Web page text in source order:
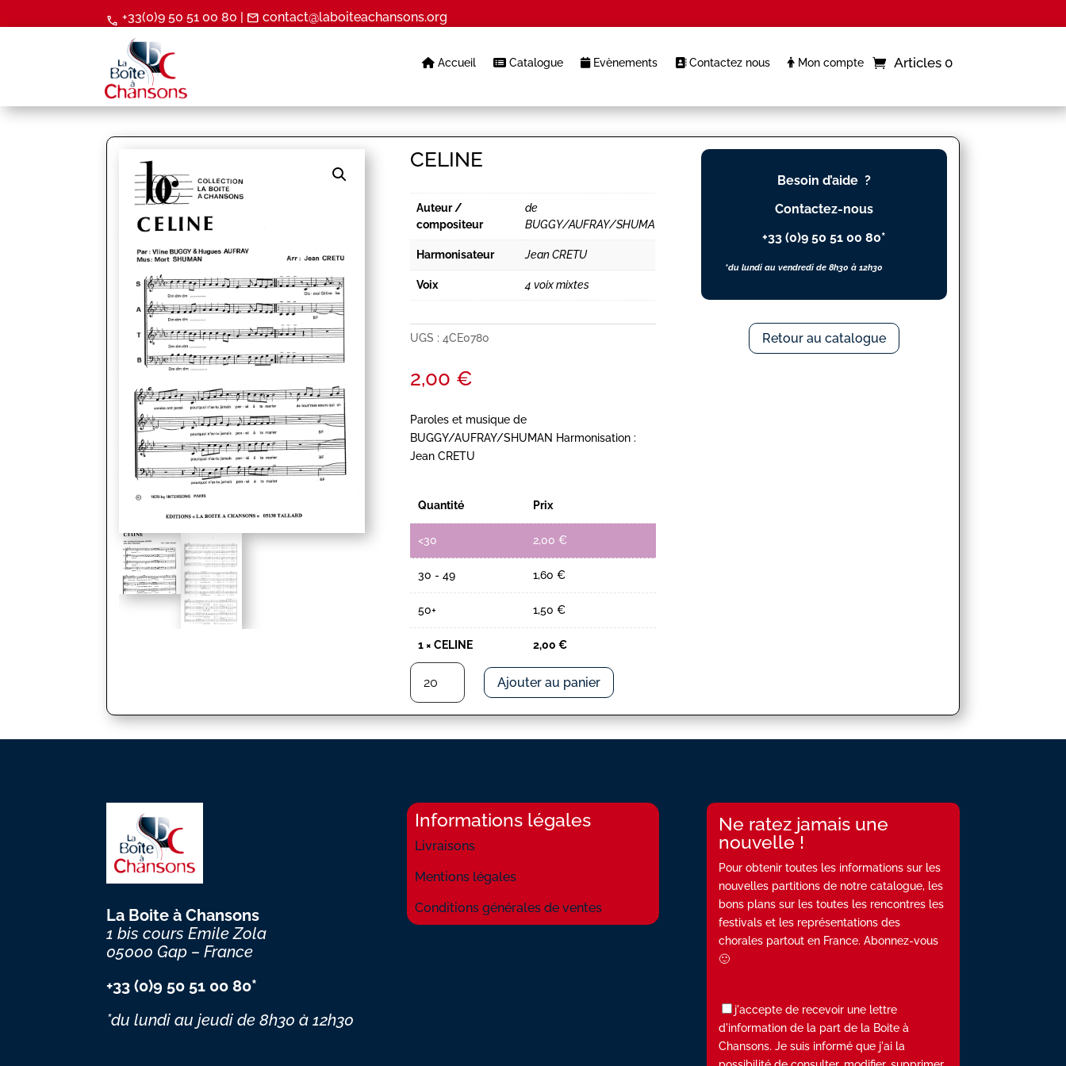
call +33(0)9 50 51 00 80 | mail contact@laboiteachansons.org
Accueil Catalogue Evènements Contactez nous Mon compte Articles 0
CELINE
Auteur /
compositeur
de
BUGGY/AUFRAY/SHUMA
Harmonisateur Jean CRETU
Voix 4 voix mixtes
UGS :4CE0780
2,00 €
Paroles et musique de
BUGGY/AUFRAY/SHUMAN Harmonisation :
Jean CRETU
Quantité Prix
<30 2,00 €
30 - 49 1,60 €
50+ 1,50 €
1 ×CELINE 2,00 €
quantité
CELINE
Ajouter au panier
Besoin d’aide ?
Contactez-nous
+33 (0)9 50 51 00 80*
*du lundi au vendredi de 8h30 à 12h30
Retour au catalogue
La Boite à Chansons
1 bis cours Emile Zola
05000 Gap – France
+33 (0)9 50 51 00 80*
*du lundi au jeudide 8h30 à 12h30
Informations légales
Livraisons
Mentions légales
Conditions générales de ventes
Ne ratez jamais une
nouvelle !
Pour obtenir toutes les informations sur les
nouvelles partitions de notre catalogue, les
bons plans sur les toutes les rencontres les
festivals et les représentations des
chorales partout en France. Abonnez-vous
🙂
j'accepte de recevoir une lettre
d'information de la part de la Boite à
Chansons. Je suis informé que j'ai la